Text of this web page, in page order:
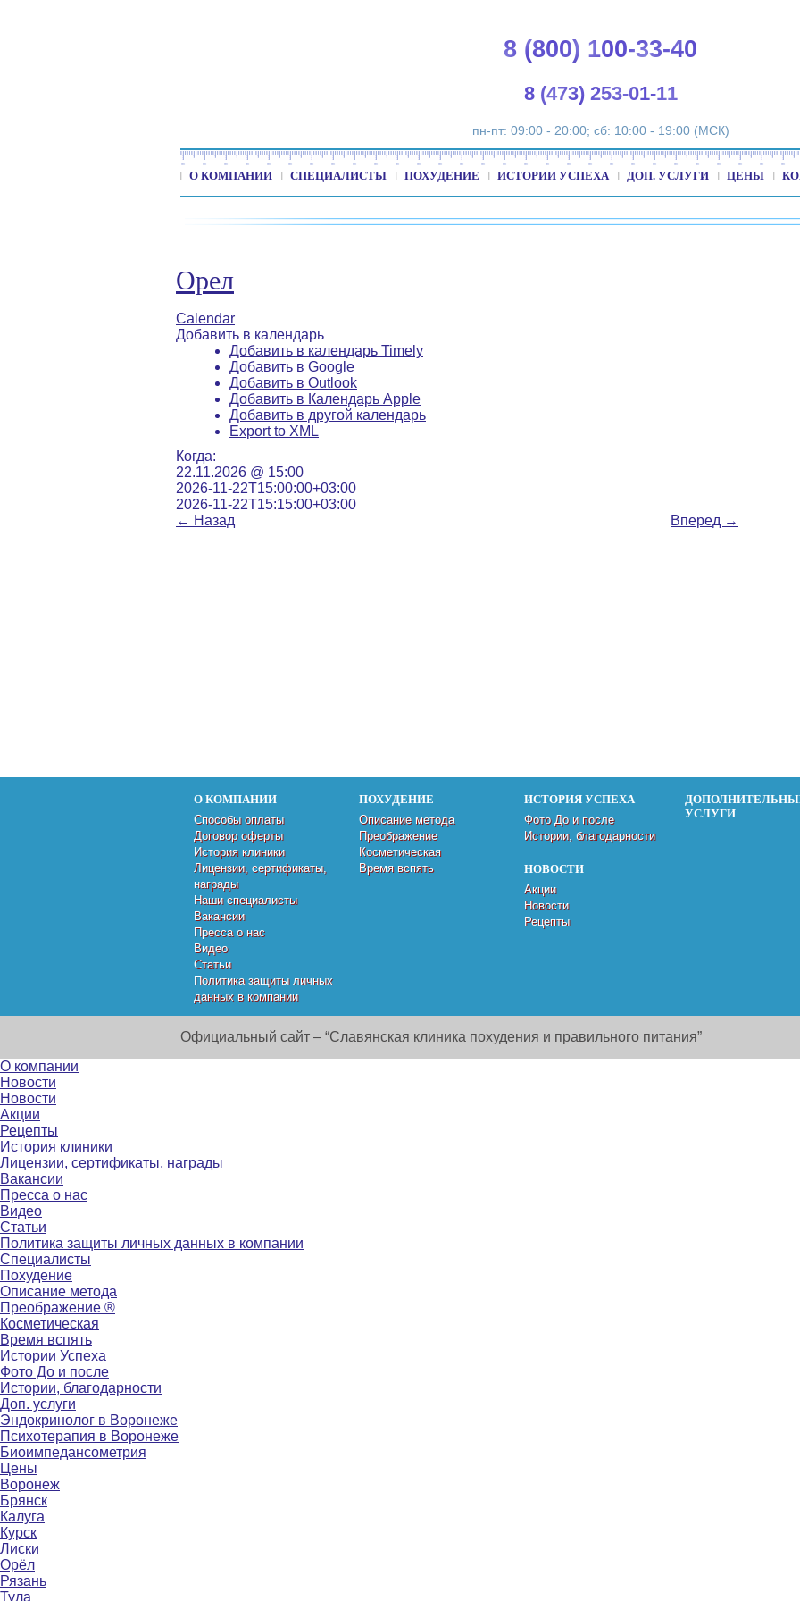
8 (800) 100-33-40
8 (473) 253-01-11
пн-пт: 09:00 - 20:00; сб: 10:00 - 19:00 (МСК)
О КОМПАНИИ СПЕЦИАЛИСТЫ ПОХУДЕНИЕ ИСТОРИИ УСПЕХА ДОП. УСЛУГИ ЦЕНЫ
Орел
Calendar
Добавить в календарь
Добавить в календарь Timely
Добавить в Google
Добавить в Outlook
Добавить в Календарь Apple
Добавить в другой календарь
Export to XML
Когда:
22.11.2026 @ 15:00
2026-11-22T15:00:00+03:00
2026-11-22T15:15:00+03:00
← Назад Вперед →
О КОМПАНИИ
Способы оплаты
Договор оферты
История клиники
Лицензии, сертификаты,
награды
Наши специалисты
Вакансии
Пресса о нас
Видео
Статьи
Политика защиты личных
данных в компании
ПОХУДЕНИЕ
Описание метода
Преображение
Косметическая
Время вспять
ИСТОРИЯ УСПЕХА
Фото До и после
Истории, благодарности
НОВОСТИ
Акции
Новости
Рецепты
УСЛУГИ
Официальный сайт – “Славянская клиника похудения и правильного питания”
О компании
Новости
Новости
Акции
Рецепты
История клиники
Лицензии, сертификаты, награды
Вакансии
Пресса о нас
Видео
Статьи
Политика защиты личных данных в компании
Специалисты
Похудение
Описание метода
Преображение ®
Косметическая
Время вспять
Истории Успеха
Фото До и после
Истории, благодарности
Доп. услуги
Эндокринолог в Воронеже
Психотерапия в Воронеже
Биоимпедансометрия
Цены
Воронеж
Брянск
Калуга
Курск
Лиски
Орёл
Рязань
Тула